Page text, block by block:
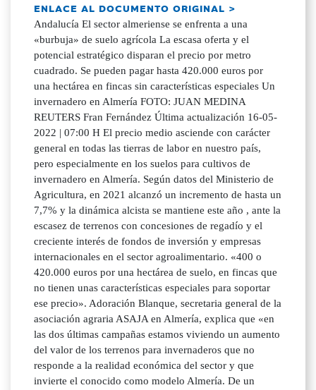
ENLACE AL DOCUMENTO ORIGINAL >
Andalucía El sector almeriense se enfrenta a una
«burbuja» de suelo agrícola La escasa oferta y el
potencial estratégico disparan el precio por metro
cuadrado. Se pueden pagar hasta 420.000 euros por
una hectárea en fincas sin características especiales Un
invernadero en Almería FOTO: JUAN MEDINA
REUTERS Fran Fernández Última actualización 16-05-
2022 | 07:00 H El precio medio asciende con carácter
general en todas las tierras de labor en nuestro país,
pero especialmente en los suelos para cultivos de
invernadero en Almería. Según datos del Ministerio de
Agricultura, en 2021 alcanzó un incremento de hasta un
7,7% y la dinámica alcista se mantiene este año , ante la
escasez de terrenos con concesiones de regadío y el
creciente interés de fondos de inversión y empresas
internacionales en el sector agroalimentario. «400 o
420.000 euros por una hectárea de suelo, en fincas que
no tienen unas características especiales para soportar
ese precio». Adoración Blanque, secretaria general de la
asociación agraria ASAJA en Almería, explica que «en
las dos últimas campañas estamos viviendo un aumento
del valor de los terrenos para invernaderos que no
responde a la realidad económica del sector y que
invierte el conocido como modelo Almería. De un